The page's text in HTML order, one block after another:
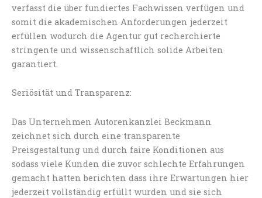
verfasst die über fundiertes Fachwissen verfügen und
somit die akademischen Anforderungen jederzeit
erfüllen wodurch die Agentur gut recherchierte
stringente und wissenschaftlich solide Arbeiten
garantiert.
Seriösität und Transparenz:
Das Unternehmen Autorenkanzlei Beckmann
zeichnet sich durch eine transparente
Preisgestaltung und durch faire Konditionen aus
sodass viele Kunden die zuvor schlechte Erfahrungen
gemacht hatten berichten dass ihre Erwartungen hier
jederzeit vollständig erfüllt wurden und sie sich